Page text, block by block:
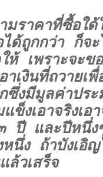
มราคาที่ซื้อใ
ด้ถูกกว่า ก็จะ
ห้ เพราะจะ
เงินที่ถวายเ
ซึ่งมีมูลค่าปร
ข็งเอาจริงเ
ปี และปีหนึ่
นึ่ง ถ้าบังเอิญ
ล้วเสร็จ